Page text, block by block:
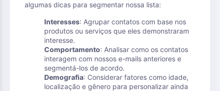
algumas dicas para segmentar nossa lista:
Interesses: Agrupar contatos com base nos
produtos ou serviços que eles demonstraram
interesse.
Comportamento: Analisar como os contatos
interagem com nossos e-mails anteriores e
segmentá-los de acordo.
Demografia: Considerar fatores como idade,
localização e gênero para personalizar ainda